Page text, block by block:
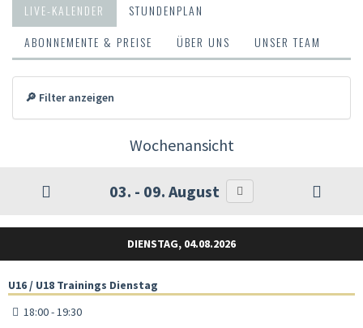
LIVE-KALENDER
STUNDENPLAN
ABONNEMENTE & PREISE
ÜBER UNS UNSER TEAM
🔎 Filter anzeigen
Wochenansicht
03. - 09. August
DIENSTAG, 04.08.2026
U16 / U18 Trainings Dienstag
18:00 - 19:30